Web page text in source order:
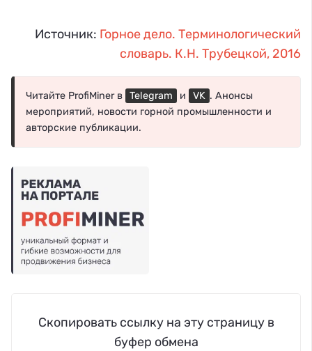
Источник: Горное дело. Терминологический
словарь. К.Н. Трубецкой, 2016
Читайте ProfiMiner в Telegram и VK . Анонсы
мероприятий, новости горной промышленности и
авторские публикации.
Скопировать ссылку на эту страницу в
буфер обмена